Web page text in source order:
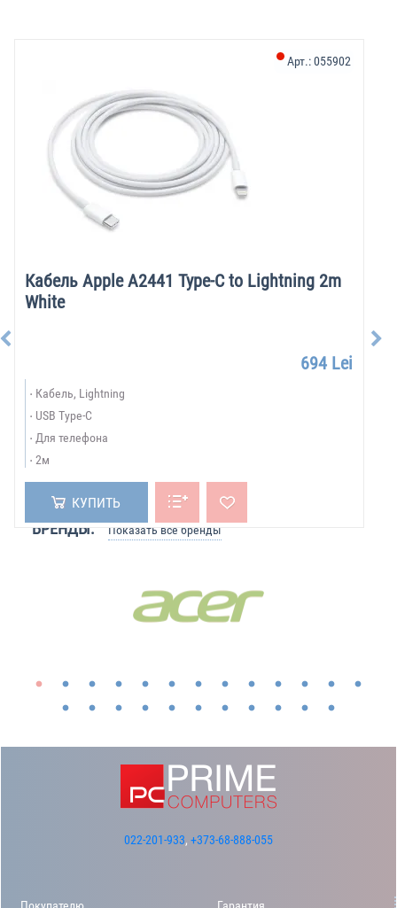
Кабель Apple A2441 Type-C to Lightning 2m
White
Арт.:055902
694 Lei
Кабель, Lightning
USB Type-C
Для телефона
2м
КУПИТЬ
БРЕНДЫ: Показать все бренды
022-201-933, +373-68-888-055
Покупателю Гарантия